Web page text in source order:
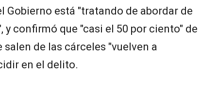
Gobierno está "tratando de abordar de
y confirmó que "casi el 50 por ciento" de
salen de las cárceles "vuelven a
en el delito.